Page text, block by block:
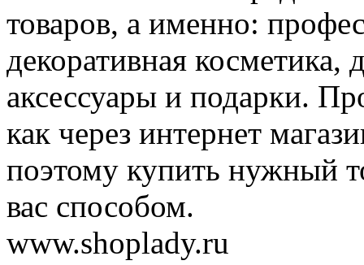
товаров, а именно:
декоративная косметика,
аксессуары и подарки.
как через интернет
поэтому купить нужный
вас способом.
www.shoplady.ru